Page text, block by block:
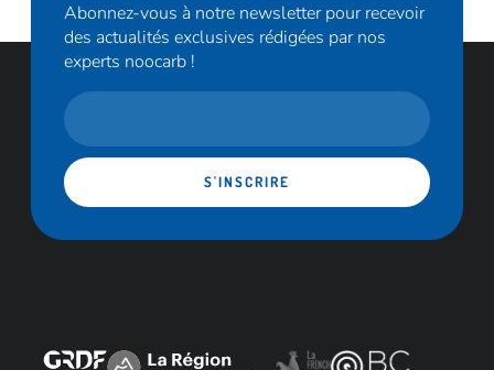
Abonnez-vous à notre newsletter pour recevoir
des actualités exclusives rédigées par nos
experts noocarb !
S'INSCRIRE